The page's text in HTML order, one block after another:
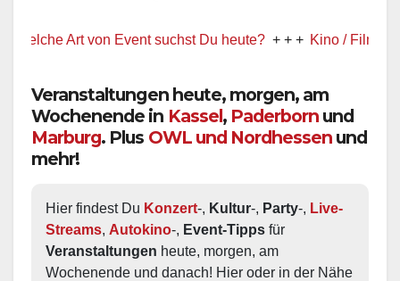
Art von Event suchst Du heute? + + + Kino / Film + + +
Veranstaltungen heute, morgen, am
Wochenende in Kassel, Paderborn und
Marburg. Plus OWL und Nordhessen und
mehr!
Hier findest Du Konzert-, Kultur-, Party-, Live-
Streams, Autokino-, Event-Tipps
Veranstaltungen heute, morgen, am
Wochenende und danach! Hier oder in der Nähe